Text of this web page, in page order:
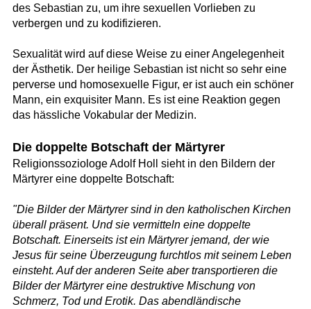
des Sebastian zu, um ihre sexuellen Vorlieben zu
verbergen und zu kodifizieren.
Sexualität wird auf diese Weise zu einer Angelegenheit
der Ästhetik. Der heilige Sebastian ist nicht so sehr eine
perverse und homosexuelle Figur, er ist auch ein schöner
Mann, ein exquisiter Mann. Es ist eine Reaktion gegen
das hässliche Vokabular der Medizin.
Die doppelte Botschaft der Märtyrer
Religionssoziologe Adolf Holl sieht in den Bildern der
Märtyrer eine doppelte Botschaft:
"Die Bilder der Märtyrer sind in den katholischen Kirchen
überall präsent. Und sie vermitteln eine doppelte
Botschaft. Einerseits ist ein Märtyrer jemand, der wie
Jesus für seine Überzeugung furchtlos mit seinem Leben
einsteht. Auf der anderen Seite aber transportieren die
Bilder der Märtyrer eine destruktive Mischung von
Schmerz, Tod und Erotik. Das abendländische